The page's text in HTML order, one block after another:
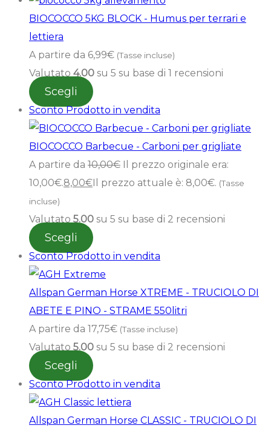
BIOCOCCO 5KG BLOCK - Humus per terrari e
lettiera
A partire da 6,99€ (Tasse incluse)
Valutato 4.00 su 5 su base di 1 recensioni
Scegli
Sconto Prodotto in vendita
BIOCOCCO Barbecue - Carboni per grigliate
A partire da 10,00€
Il prezzo originale era:
10,00€.8,00€ Il prezzo attuale è: 8,00€. (Tasse
incluse)
Valutato 5.00 su 5 su base di 2 recensioni
Scegli
Sconto Prodotto in vendita
Allspan German Horse XTREME - TRUCIOLO DI
ABETE E PINO - STRAME 550litri
A partire da 17,75€ (Tasse incluse)
Valutato 5.00 su 5 su base di 2 recensioni
Scegli
Sconto Prodotto in vendita
Allspan German Horse CLASSIC - TRUCIOLO DI